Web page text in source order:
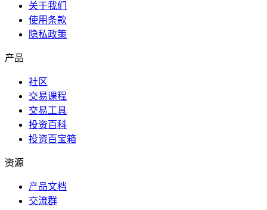
关于我们
使用条款
隐私政策
产品
社区
交易课程
交易工具
投资百科
投资百宝箱
资源
产品文档
交流群